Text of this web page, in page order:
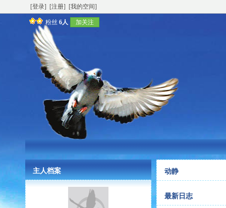
[登录] [注册] [我的空间]
粉丝 6人 加关注
主人档案 动静
最新日志